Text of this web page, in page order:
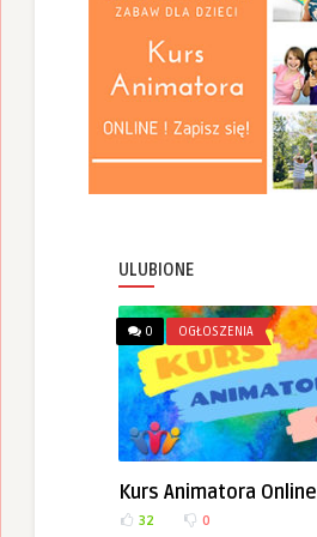
ULUBIONE
0 OGŁOSZENIA
Kurs Animatora Online
32 0